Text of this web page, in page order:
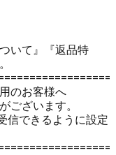
いて』
『返品特
のお客様へ
ございます。
信できるように設定